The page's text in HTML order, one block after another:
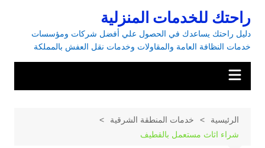
راحتك للخدمات المنزلية
دليل راحتك يساعدك في الحصول علي أفضل شركات ومؤسسات
خدمات النظافة العامة والمقاولات وخدمات نقل العفش بالمملكة
الرئيسية
خدمات المنطقة الشرقية
شراء اثاث مستعمل بالقطيف